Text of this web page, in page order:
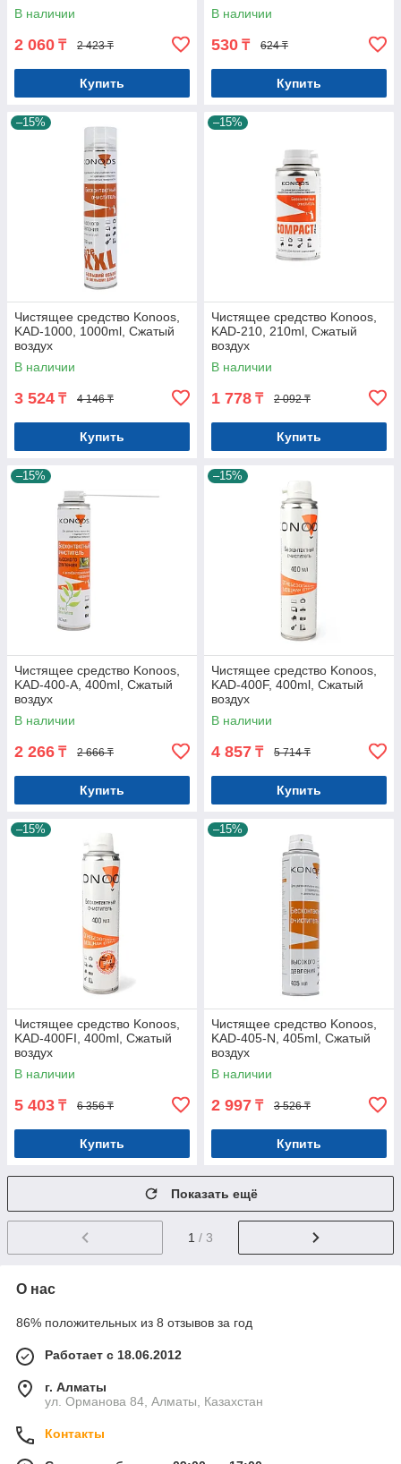
В наличии
2 060 ₸ 2 423 ₸
Купить
В наличии
530 ₸ 624 ₸
Купить
–15%
Чистящее средство Konoos,
KAD-1000, 1000ml, Сжатый
воздух
В наличии
3 524 ₸ 4 146 ₸
Купить
–15%
Чистящее средство Konoos,
KAD-210, 210ml, Сжатый
воздух
В наличии
1 778 ₸ 2 092 ₸
Купить
–15%
Чистящее средство Konoos,
KAD-400-А, 400ml, Сжатый
воздух
В наличии
2 266 ₸ 2 666 ₸
Купить
–15%
Чистящее средство Konoos,
KAD-400F, 400ml, Сжатый
воздух
В наличии
4 857 ₸ 5 714 ₸
Купить
–15%
Чистящее средство Konoos,
KAD-400FI, 400ml, Сжатый
воздух
В наличии
5 403 ₸ 6 356 ₸
Купить
–15%
Чистящее средство Konoos,
KAD-405-N, 405ml, Сжатый
воздух
В наличии
2 997 ₸ 3 526 ₸
Купить
Показать ещё
1 / 3
О нас
86% положительных из 8 отзывов за год
Работает с 18.06.2012
г. Алматы
ул. Орманова 84, Алматы, Казахстан
Контакты